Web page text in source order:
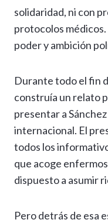
solidaridad, ni con
protocolos
poder y ambición
Durante todo el fin
construía un relato
presentar a
internacional. El
todos los
que acoge
dispuesto a asumir
Pero detrás de esa